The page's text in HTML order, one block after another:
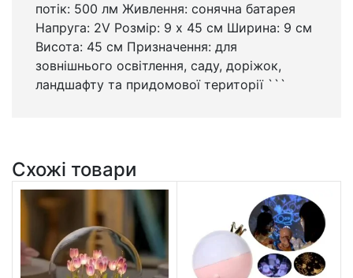
потік: 500 лм Живлення: сонячна батарея
Напруга: 2V Розмір: 9 х 45 см Ширина: 9 см
Висота: 45 см Призначення: для
зовнішнього освітлення, саду, доріжок,
ландшафту та придомової території ```
Схожі товари